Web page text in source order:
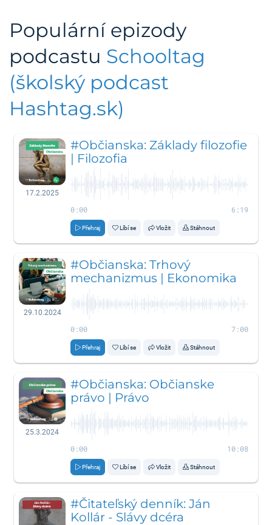
Populární epizody
podcastu Schooltag
(školský podcast
Hashtag.sk)
17.2.2025
#Občianska: Základy filozofie
| Filozofia
0:00 6:19
Přehraj Líbí se Vložit Stáhnout
29.10.2024
#Občianska: Trhový
mechanizmus | Ekonomika
0:00 7:00
Přehraj Líbí se Vložit Stáhnout
25.3.2024
#Občianska: Občianske
právo | Právo
0:00 10:08
Přehraj Líbí se Vložit Stáhnout
#Čitateľský denník: Ján
Kollár - Slávy dcéra